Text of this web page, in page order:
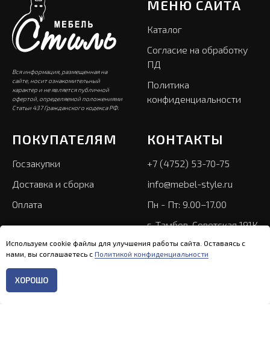
Главная
Вся информация, размещенная на
сайте, носит ознакомительный
характер и не является публичной
офертой, определяемой положениями
Статьи 437 Гражданского кодекса РФ.
МЕНЮ САЙТА
Каталог
Согласие на обработку
ПД
Политика
конфиденциальности
ПОКУПАТЕЛЯМ
Госзакупки
Доставка и сборка
Оплата
КОНТАКТЫ
+7 (4752) 53-70-75
info@mebel-style.ru
Пн - Пт: 9.00–17.00
г. Тамбов, Советская 191К
Используем cookie файлы для улучшения работы сайта. Оставаясь с
нами, вы соглашаетесь с Политикой конфиденциальности
ХОРОШО